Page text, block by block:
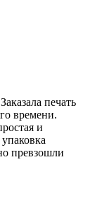
печать
времени.
и
превзошли